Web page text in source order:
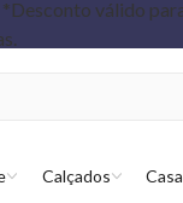
Calçados Casa